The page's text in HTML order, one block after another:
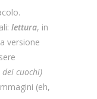
lettura, in
versione
cuochi)
(eh,